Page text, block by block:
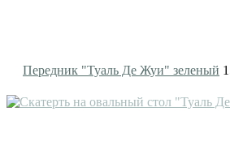
Передник "Туаль Де Жуи" зеленый